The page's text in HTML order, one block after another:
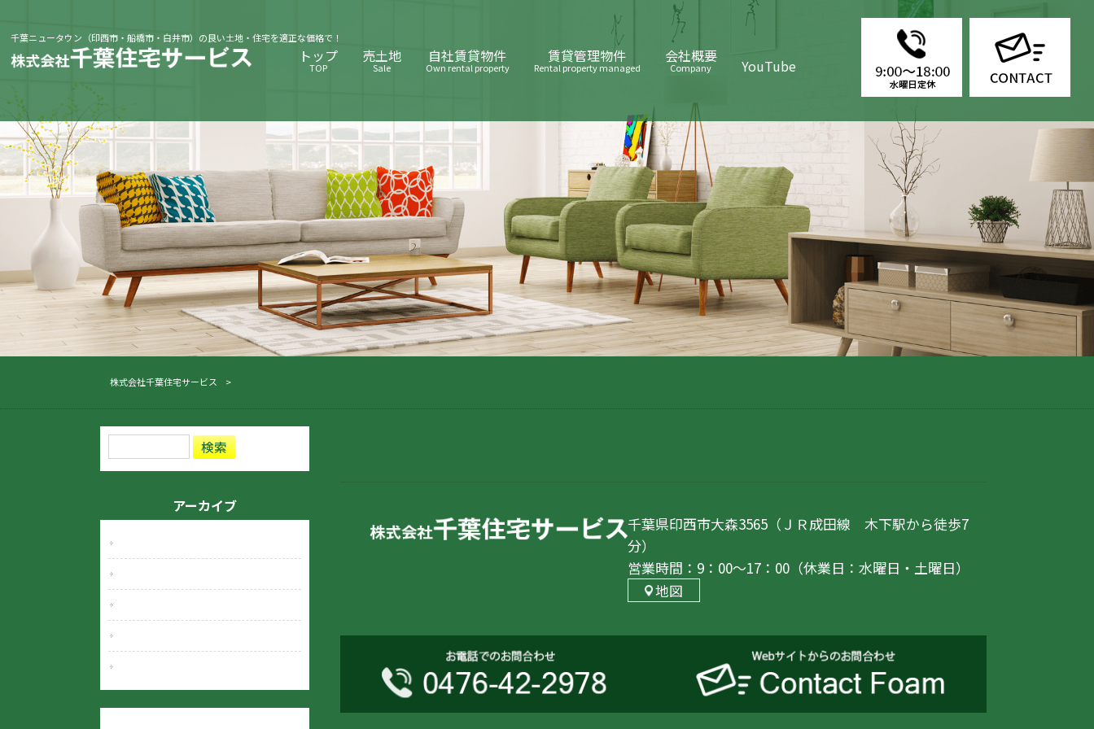
千葉ニュータウン（印西市・船橋市・白井市）の良い土地・住宅を適正な価格で！
トップ
TOP
売土地
Sale
自社賃貸物件
Own rental property
賃貸管理物件
Rental property managed
会社概要
Company YouTube
株式会社千葉住宅サービス >
千葉県印西市大森3565（ＪＲ成田線 木下駅から徒歩7
分）
営業時間：9：00〜17：00（休業日：水曜日・土曜日）
地図
アーカイブ